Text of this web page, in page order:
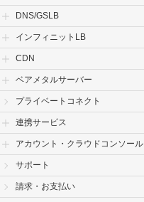
DNS/GSLB
インフィニットLB
CDN
ベアメタルサーバー
プライベートコネクト
連携サービス
アカウント・クラウドコンソール
サポート
請求・お支払い